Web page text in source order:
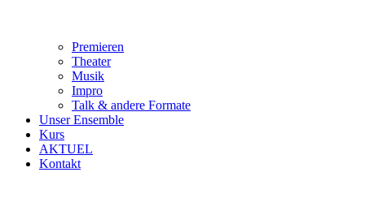
Premieren
Theater
Musik
Impro
Talk & andere Formate
Unser Ensemble
Kurs
AKTUEL
Kontakt